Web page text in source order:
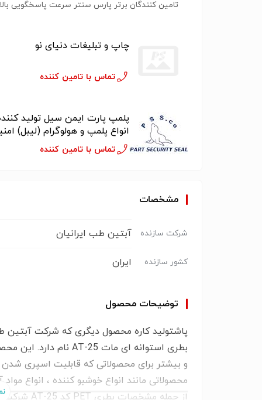
تامین کنندگان برتر پارس سنتر سرعت پاسخگویی
چاپ و تبلیغات دنیای نو
تماس با تامین کننده
پلمپ پارت ایمن سیل تولید
انواع پلمپ و هولوگرام (لیبل)
تماس با تامین کننده
مشخصات
شرکت سازنده آبتین طب ایرانیان
کشور سازنده ایران
توضیحات محصول
پاشتولید کاره محصول دیگری که شرکت آبتین
بطری استوانه ای مات AT-25 نام دارد. این محصول جزو بطری های پرکاربرد در صنایع مختلف است
و بیشتر برای محصولاتی که قابلیت اسپری شدن
محصولاتی مانند انواع خوشبو کننده ، انواع
از جمله مشخصات بطری PET کد AT-25 شرکت آبتین طب ایرانیان مقاومت ، انعطاف پذیری